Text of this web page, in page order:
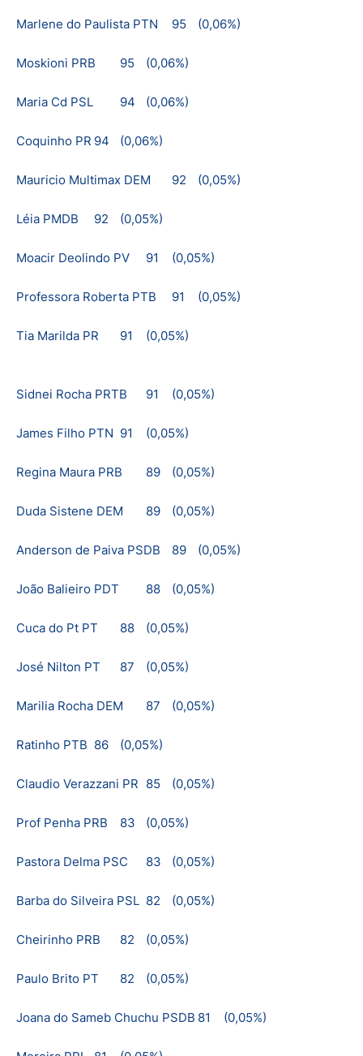
Marlene do Paulista PTN 95 (0,06%)
Moskioni PRB 95 (0,06%)
Maria Cd PSL 94 (0,06%)
Coquinho PR 94 (0,06%)
Mauricio Multimax DEM 92 (0,05%)
Léia PMDB 92 (0,05%)
Moacir Deolindo PV 91 (0,05%)
Professora Roberta PTB 91 (0,05%)
Tia Marilda PR 91 (0,05%)
Sidnei Rocha PRTB 91 (0,05%)
James Filho PTN 91 (0,05%)
Regina Maura PRB 89 (0,05%)
Duda Sistene DEM 89 (0,05%)
Anderson de Paiva PSDB 89 (0,05%)
João Balieiro PDT 88 (0,05%)
Cuca do Pt PT 88 (0,05%)
José Nilton PT 87 (0,05%)
Marilia Rocha DEM 87 (0,05%)
Ratinho PTB 86 (0,05%)
Claudio Verazzani PR 85 (0,05%)
Prof Penha PRB 83 (0,05%)
Pastora Delma PSC 83 (0,05%)
Barba do Silveira PSL 82 (0,05%)
Cheirinho PRB 82 (0,05%)
Paulo Brito PT 82 (0,05%)
Joana do Sameb Chuchu PSDB 81 (0,05%)